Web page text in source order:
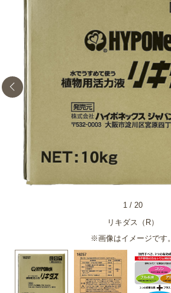
リキダス（R）
※画像はイメージです。
1/ 20